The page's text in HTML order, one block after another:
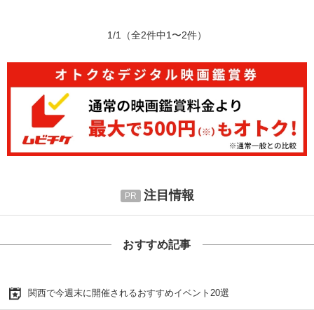
1/1 （全2件中1〜2件）
注目情報
おすすめ記事
関西で今週末に開催されるおすすめイベント20選